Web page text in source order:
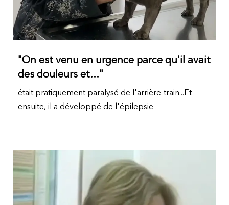
"On est venu en urgence parce qu'il avait
des douleurs et..."
était pratiquement paralysé de l'arrière-train...Et
ensuite, il a développé de l'épilepsie